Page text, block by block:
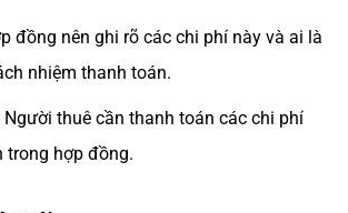
đồng nên ghi rõ các chi phí này và ai là
nhiệm thanh toán.
Người thuê cần thanh toán các chi phí
trong hợp đồng.